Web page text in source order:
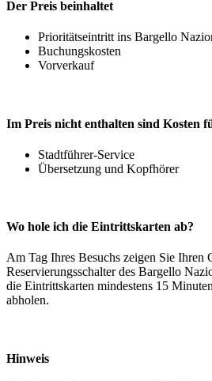
Der Preis beinhaltet
Prioritätseintritt ins Bargello
Buchungskosten
Vorverkauf
Im Preis nicht enthalten sind Kosten
Stadtführer-Service
Übersetzung und Kopfhörer
Wo hole ich die Eintrittskarten ab?
Am Tag Ihres Besuchs zeigen Sie Ihren
Reservierungsschalter des Bargello
die Eintrittskarten mindestens 15
abholen.
Hinweis